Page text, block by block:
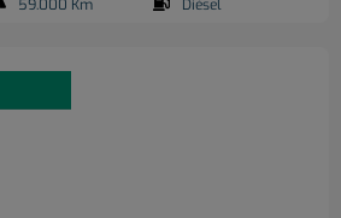
59.000 Km Diésel